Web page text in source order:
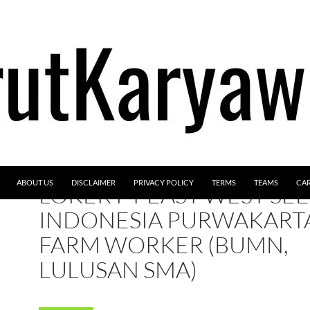
ABOUT US DISCLAIMER PRIVACY POLICY TERMS TEAMS
LOKER PT EAST WEST
INDONESIA
FARM WORKER (BUMN,
LULUSAN SMA)